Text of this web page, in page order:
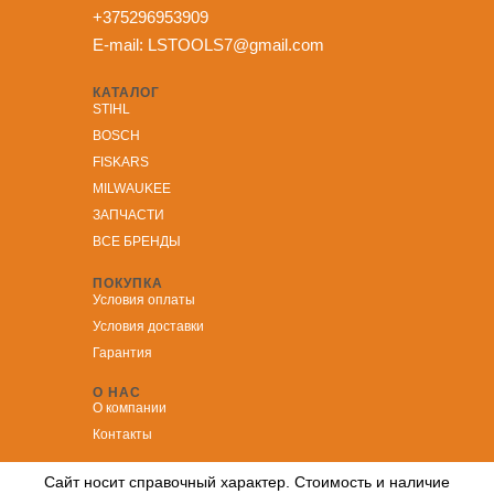
КАТАЛОГ
STIHL
BOSCH
FISKARS
MILWAUKEE
ЗАПЧАСТИ
ВСЕ БРЕНДЫ
ПОКУПКА
Условия оплаты
Условия доставки
Гарантия
О НАС
О компании
Контакты
+375296953909
E-mail: LSTOOLS7@gmail.com
Сайт носит справочный характер. Стоимость и наличие